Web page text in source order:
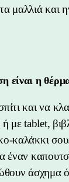
μαλλιά και
είναι η
και να
με tablet,
καλάκκι
έναν
άσχημα